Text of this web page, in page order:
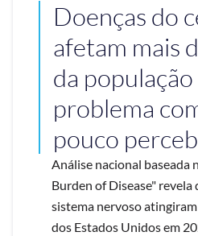
Doenças do
afetam mais
da
problema
pouco
Análise nacional baseada
Burden of Disease"
sistema nervoso
dos Estados Unidos em